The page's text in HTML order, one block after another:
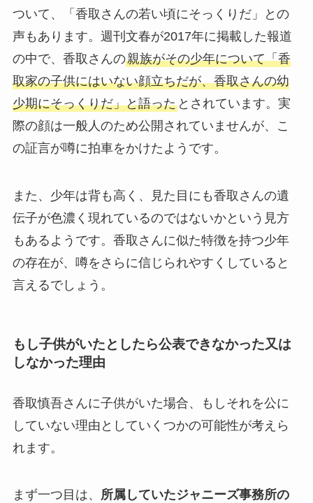
ついて、「香取さんの若い頃にそっくりだ」との
声もあります。週刊文春が2017年に掲載した報道
の中で、香取さんの親族がその少年について「香
取家の子供にはいない顔立ちだが、香取さんの幼
少期にそっくりだ」と語ったとされています。実
際の顔は一般人のため公開されていませんが、こ
の証言が噂に拍車をかけたようです。
また、少年は背も高く、見た目にも香取さんの遺
伝子が色濃く現れているのではないかという見方
もあるようです。香取さんに似た特徴を持つ少年
の存在が、噂をさらに信じられやすくしていると
言えるでしょう。
もし子供がいたとしたら公表できなかった又は
しなかった理由
香取慎吾さんに子供がいた場合、もしそれを公に
していない理由としていくつかの可能性が考えら
れます。
まず一つ目は、 所属していたジャニーズ事務所の